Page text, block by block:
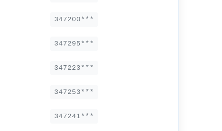
347200***
347295***
347223***
347253***
347241***